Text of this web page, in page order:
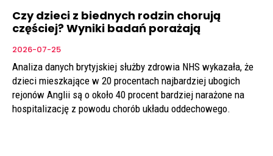
Czy dzieci z biednych rodzin chorują
częściej? Wyniki badań porażają
2026-07-25
Analiza danych brytyjskiej służby zdrowia NHS wykazała, że
dzieci mieszkające w 20 procentach najbardziej ubogich
rejonów Anglii są o około 40 procent bardziej narażone na
hospitalizację z powodu chorób układu oddechowego.